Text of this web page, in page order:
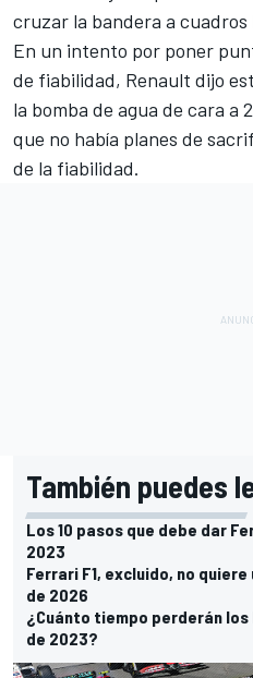
cruzar la bandera a cuadros
En un intento por poner
de fiabilidad, Renault dijo
la bomba de agua de cara a
que no había planes de
de la fiabilidad.
También puedes
Los 10 pasos que debe dar
2023
Ferrari F1, excluido, no
de 2026
¿Cuánto tiempo perderán
de 2023?